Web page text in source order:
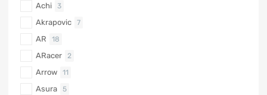
Achi 3
Akrapovic 7
AR 18
ARacer 2
Arrow 11
Asura 5